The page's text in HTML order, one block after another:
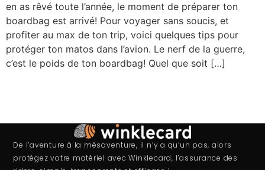
en as rêvé toute l’année, le moment de préparer ton
boardbag est arrivé! Pour voyager sans soucis, et
profiter au max de ton trip, voici quelques tips pour
protéger ton matos dans l’avion. Le nerf de la guerre,
c’est le poids de ton boardbag! Quel que soit […]
De l’aventure à la mésaventure, il n’y a qu’un pas, alors
protégez votre matériel avec Winklecard, l’assurance des